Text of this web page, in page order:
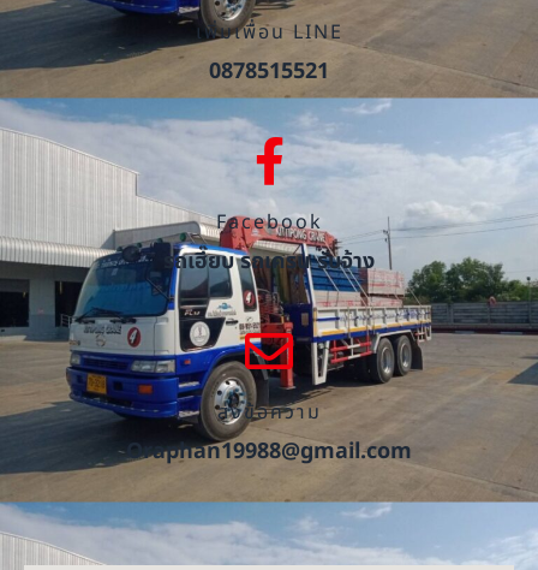
เพิ่มเพื่อน LINE
0878515521
Facebook
รถเฮี๊ยบ รถเครน รับจ้าง
ส่งข้อความ
Oraphan19988@gmail.com